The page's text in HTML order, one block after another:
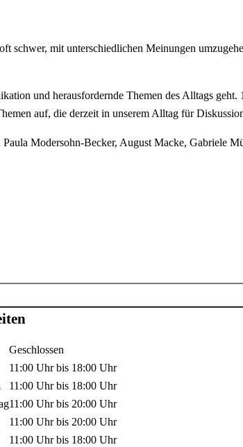
schwer, mit unterschiedlichen Meinungen
und herausfordernde Themen des Alltags
auf, die derzeit in unserem Alltag für
Modersohn-Becker, August Macke, Gabriele
Geschlossen
11:00 Uhrbis 18:00 Uhr
11:00 Uhrbis 18:00 Uhr
11:00 Uhrbis 20:00 Uhr
11:00 Uhrbis 20:00 Uhr
11:00 Uhrbis 18:00 Uhr